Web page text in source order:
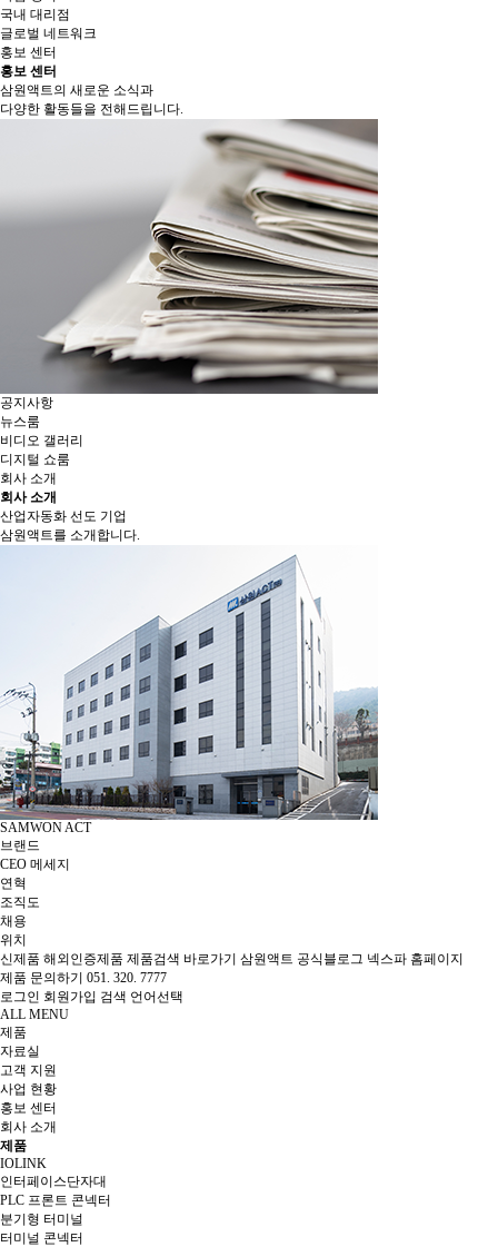
국내 대리점
글로벌 네트워크
홍보 센터
홍보 센터
삼원액트의 새로운 소식과
다양한 활동들을 전해드립니다.
공지사항
뉴스룸
비디오 갤러리
디지털 쇼룸
회사 소개
회사 소개
산업자동화 선도 기업
삼원액트를 소개합니다.
SAMWON ACT
브랜드
CEO 메세지
연혁
조직도
채용
위치
신제품 해외인증제품 제품검색 바로가기 삼원액트 공식블로그 넥스파 홈페이지
제품 문의하기 051. 320. 7777
로그인 회원가입 검색 언어선택
ALL MENU
제품
자료실
고객 지원
사업 현황
홍보 센터
회사 소개
제품
IOLINK
인터페이스단자대
PLC 프론트 콘넥터
분기형 터미널
터미널 콘넥터